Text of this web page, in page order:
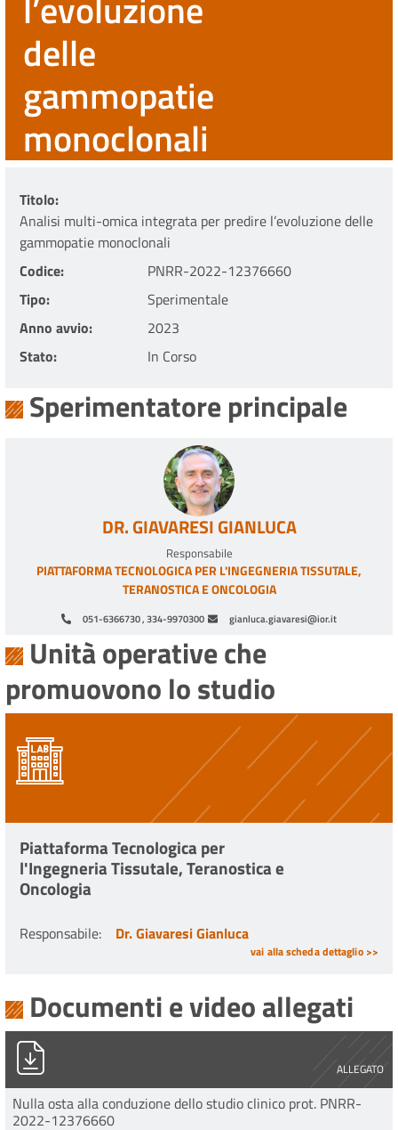
delle
gammopatie
monoclonali
Titolo
Analisi multi-omica integrata per predire l’evoluzione delle
gammopatie monoclonali
Codice
PNRR-2022-12376660
Tipo
Sperimentale
Anno avvio
2023
Stato
In Corso
Sperimentatore principale
051-6366730 , 334-9970300 gianluca.giavaresi@ior.it
DR. GIAVARESI GIANLUCA
Responsabile
PIATTAFORMA TECNOLOGICA PER L'INGEGNERIA TISSUTALE,
TERANOSTICA E ONCOLOGIA
Unità operative che
promuovono lo studio
Piattaforma Tecnologica per
l'Ingegneria Tissutale, Teranostica e
Oncologia
Responsabile: Dr. Giavaresi Gianluca
vai alla scheda dettaglio >>
Documenti e video allegati
ALLEGATO
PG0006112_2023_Stampa_unica.pdf
Nulla osta alla conduzione dello studio clinico prot. PNRR-
2022-12376660